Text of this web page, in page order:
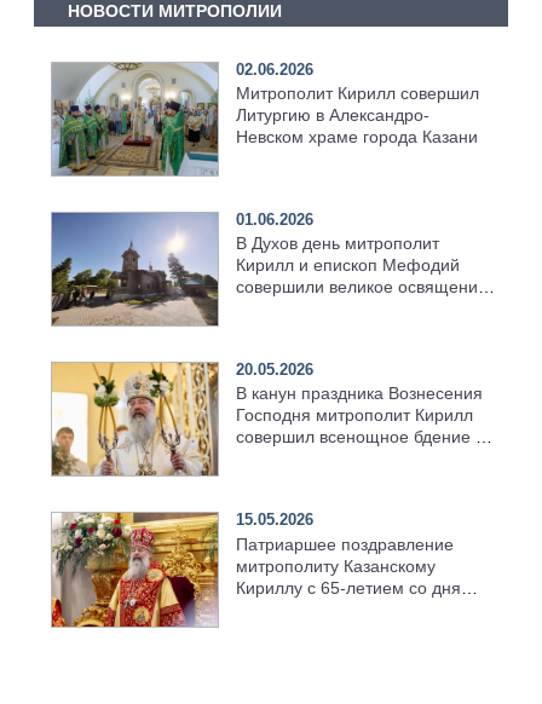
НОВОСТИ МИТРОПОЛИИ
02.06.2026
Митрополит Кирилл совершил
Литургию в Александро-
Невском храме города Казани
01.06.2026
В Духов день митрополит
Кирилл и епископ Мефодий
совершили великое освящение
20.05.2026
В канун праздника Вознесения
Господня митрополит Кирилл
совершил всенощное бдение в
15.05.2026
Патриаршее поздравление
митрополиту Казанскому
Кириллу с 65-летием со дня